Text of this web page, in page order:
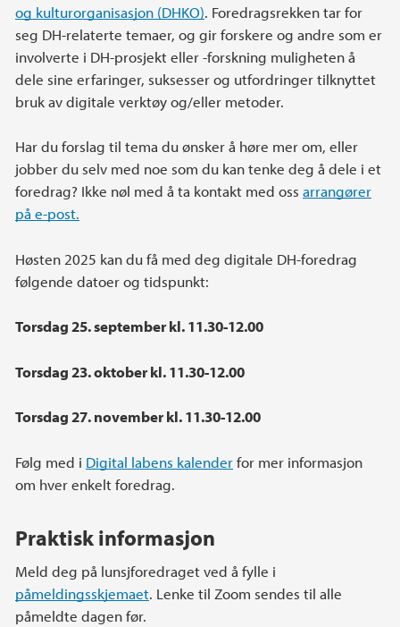
og kulturorganisasjon (DHKO). Foredragsrekken tar for
seg DH-relaterte temaer, og gir forskere og andre som er
involverte i DH-prosjekt eller -forskning muligheten å
dele sine erfaringer, suksesser og utfordringer tilknyttet
bruk av digitale verktøy og/eller metoder.
Har du forslag til tema du ønsker å høre mer om, eller
jobber du selv med noe som du kan tenke deg å dele i et
foredrag? Ikke nøl med å ta kontakt med oss arrangører
på e-post.
Høsten 2025 kan du få med deg digitale DH-foredrag
følgende datoer og tidspunkt:
Torsdag 25. september kl. 11.30-12.00
Torsdag 23. oktober kl. 11.30-12.00
Torsdag 27. november kl. 11.30-12.00
Følg med i Digital labens kalenderfor mer informasjon
om hver enkelt foredrag.
Praktisk informasjon
Meld deg på lunsjforedraget ved å fylle i
påmeldingsskjemaet. Lenke til Zoom sendes til alle
påmeldte dagen før.